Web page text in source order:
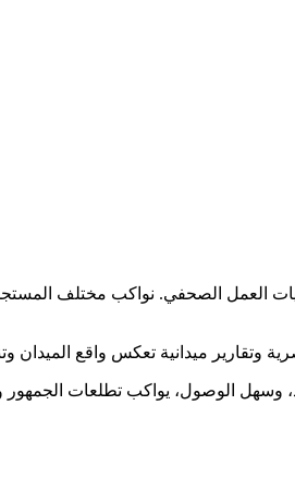
العمل الصحفي. نواكب مختلف
وتقارير ميدانية تعكس واقع الميدان
وسهل الوصول، يواكب تطلعات